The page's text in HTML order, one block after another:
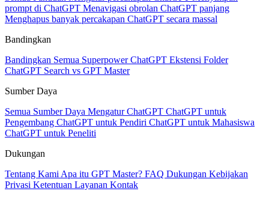
prompt di ChatGPT Menavigasi obrolan ChatGPT panjang
Menghapus banyak percakapan ChatGPT secara massal
Bandingkan
Bandingkan Semua Superpower ChatGPT Ekstensi Folder
ChatGPT Search vs GPT Master
Sumber Daya
Semua Sumber Daya Mengatur ChatGPT ChatGPT untuk
Pengembang ChatGPT untuk Pendiri ChatGPT untuk Mahasiswa
ChatGPT untuk Peneliti
Dukungan
Tentang Kami Apa itu GPT Master? FAQ Dukungan Kebijakan
Privasi Ketentuan Layanan Kontak